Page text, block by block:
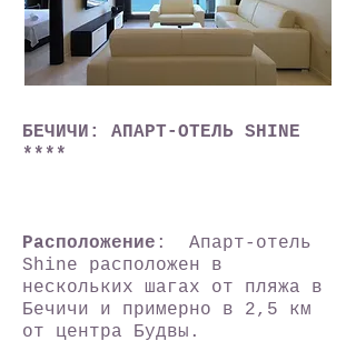
БЕЧИЧИ: АПАРТ-ОТЕЛЬ SHINE
****
Расположение : Апарт-отель
Shine расположен в
нескольких шагах от пляжа в
Бечичи и примерно в 2,5 км
от центра Будвы.